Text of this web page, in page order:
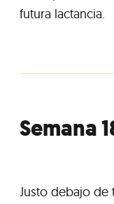
futura lactancia.
Semana
Justo debajo de